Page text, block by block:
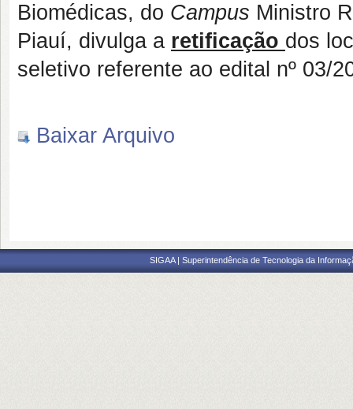
Biomédicas, do Campus Ministro
Piauí, divulga a retificação dos
seletivo referente ao edital nº 03/
Baixar Arquivo
SIGAA | Superintendência de Tecnologia da